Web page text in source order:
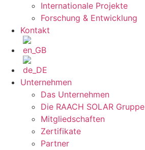
Internationale Projekte
Forschung & Entwicklung
Kontakt
Unternehmen
Das Unternehmen
Die RAACH SOLAR Gruppe
Mitgliedschaften
Zertifikate
Partner